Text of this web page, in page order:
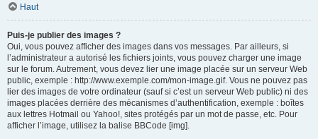
Haut
Puis-je publier des images ?
Oui, vous pouvez afficher des images dans vos messages. Par ailleurs, si
l’administrateur a autorisé les fichiers joints, vous pouvez charger une image
sur le forum. Autrement, vous devez lier une image placée sur un serveur Web
public, exemple : http://www.exemple.com/mon-image.gif. Vous ne pouvez pas
lier des images de votre ordinateur (sauf si c’est un serveur Web public) ni des
images placées derrière des mécanismes d’authentification, exemple : boîtes
aux lettres Hotmail ou Yahoo!, sites protégés par un mot de passe, etc. Pour
afficher l’image, utilisez la balise BBCode [img].